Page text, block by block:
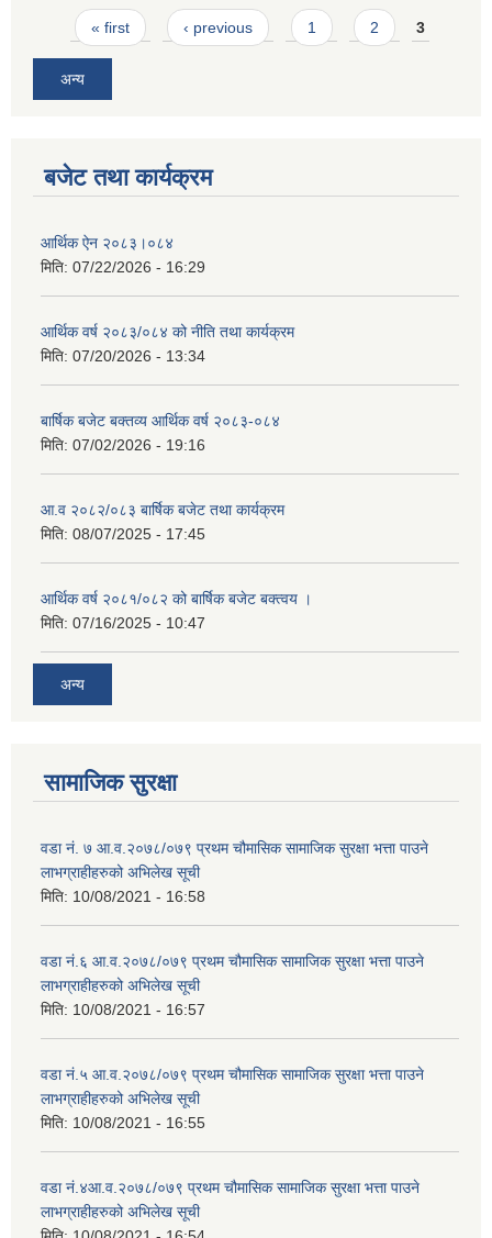
Pages
« first ‹ previous 1 2 3
अन्य
बजेट तथा कार्यक्रम
आर्थिक ऐन २०८३।०८४
मिति: 07/22/2026 - 16:29
आर्थिक वर्ष २०८३/०८४ को नीति तथा कार्यक्रम
मिति: 07/20/2026 - 13:34
बार्षिक बजेट बक्तव्य आर्थिक वर्ष २०८३-०८४
मिति: 07/02/2026 - 19:16
आ.व २०८२/०८३ बार्षिक बजेट तथा कार्यक्रम
मिति: 08/07/2025 - 17:45
आर्थिक वर्ष २०८१/०८२ को बार्षिक बजेट बक्त्वय ।
मिति: 07/16/2025 - 10:47
अन्य
सामाजिक सुरक्षा
वडा नं. ७ आ.व.२०७८/०७९ प्रथम चौमासिक सामाजिक सुरक्षा भत्ता पाउने
लाभग्राहीहरुको अभिलेख सूची
मिति: 10/08/2021 - 16:58
वडा नं.६ आ.व.२०७८/०७९ प्रथम चौमासिक सामाजिक सुरक्षा भत्ता पाउने
लाभग्राहीहरुको अभिलेख सूची
मिति: 10/08/2021 - 16:57
वडा नं.५ आ.व.२०७८/०७९ प्रथम चौमासिक सामाजिक सुरक्षा भत्ता पाउने
लाभग्राहीहरुको अभिलेख सूची
मिति: 10/08/2021 - 16:55
वडा नं.४आ.व.२०७८/०७९ प्रथम चौमासिक सामाजिक सुरक्षा भत्ता पाउने
लाभग्राहीहरुको अभिलेख सूची